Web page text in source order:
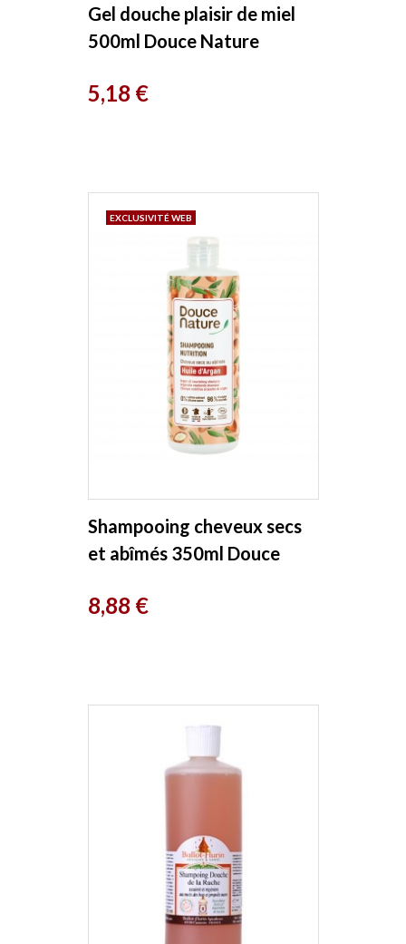
Gel douche plaisir de miel
500ml Douce Nature
Prix
5,18 €
Shampooing cheveux secs
et abîmés 350ml Douce
Prix
8,88 €
EXCLUSIVITÉ WEB